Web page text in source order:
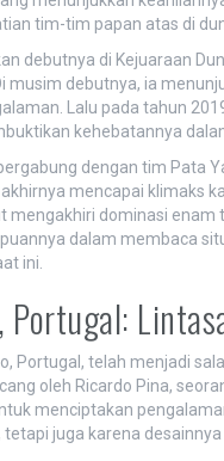
tim-tim papan atas di
debutnya di Kejuaraan
musim debutnya, ia
Lalu pada tahun
kehebatannya
dengan tim Pata
mencapai klimaks
mengakhiri dominasi
dalam membaca
ini.
Portugal, telah menjadi
oleh Ricardo Pina,
menciptakan
juga karena